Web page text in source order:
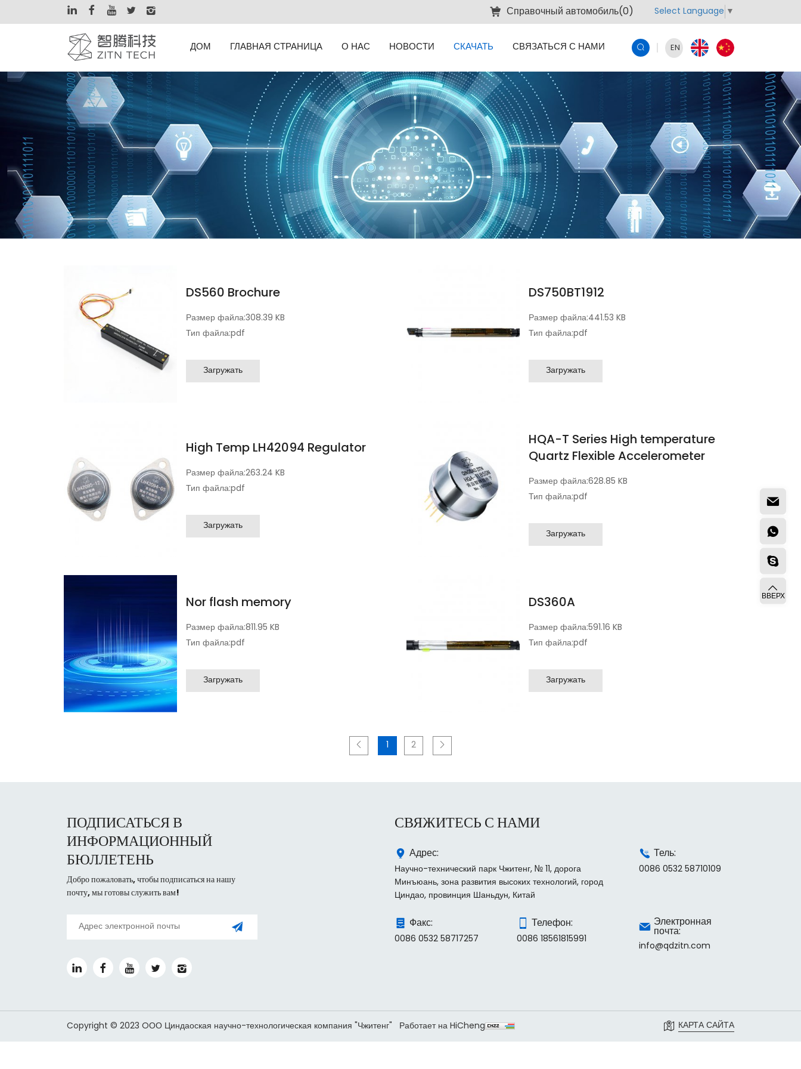
Справочный автомобиль(0) Select Language ▼
ДОМ ГЛАВНАЯ СТРАНИЦА О НАС НОВОСТИ СКАЧАТЬ СВЯЗАТЬСЯ С НАМИ EN
DS560 Brochure
Размер файла:308.39 KB
Тип файла:pdf
Загружать
DS750BT1912
Размер файла:441.53 KB
Тип файла:pdf
Загружать
High Temp LH42094 Regulator
Размер файла:263.24 KB
Тип файла:pdf
Загружать
HQA-T Series High temperature
Quartz Flexible Accelerometer
Размер файла:628.85 KB
Тип файла:pdf
Загружать
Nor flash memory
Размер файла:811.95 KB
Тип файла:pdf
Загружать
DS360A
Размер файла:591.16 KB
Тип файла:pdf
Загружать
1 2
ПОДПИСАТЬСЯ В
ИНФОРМАЦИОННЫЙ
БЮЛЛЕТЕНЬ
Добро пожаловать, чтобы подписаться на нашу
почту, мы готовы служить вам!
СВЯЖИТЕСЬ С НАМИ
Адрес:
Научно-технический парк Чжитенг, № 11, дорога
Минъюань, зона развития высоких технологий, город
Циндао, провинция Шаньдун, Китай
Тель:
0086 0532 58710109
Факс:
0086 0532 58717257
Телефон:
0086 18561815991
Электронная
почта:
info@qdzitn.com
Copyright © 2023 OОО Циндаоская научно-технологическая компания "Чжитенг" Работает на HiCheng КАРТА САЙТА
ВВЕРХ